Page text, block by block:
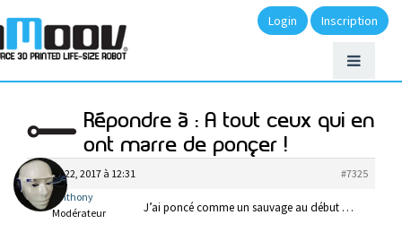
Login Inscription
Répondre à : A tout ceux qui en
ont marre de ponçer !
février 22, 2017 à 12:31
#7325
anthony
Modérateur
J’ai poncé comme un sauvage au début …